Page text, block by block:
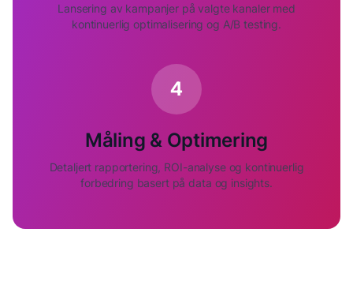
Lansering av kampanjer på valgte kanaler med
kontinuerlig optimalisering og A/B testing.
4
Måling & Optimering
Detaljert rapportering, ROI-analyse og kontinuerlig
forbedring basert på data og insights.